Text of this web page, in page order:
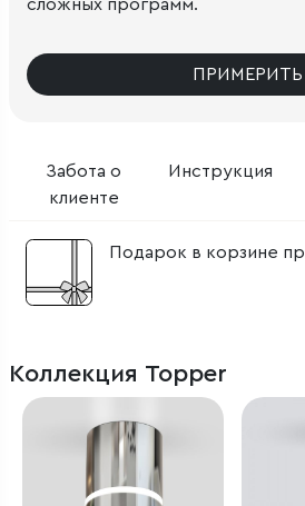
Забота о
клиенте
Инструкция
Подарок в корзине
сложных программ.
ПРИМЕРИТЬ
Коллекция Topper